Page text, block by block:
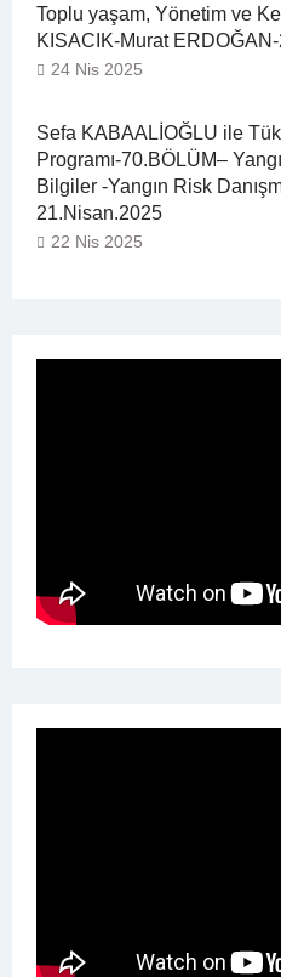
Toplu yaşam, Yönetim ve
KISACIK-Murat
24 Nis 2025
Sefa KABAALİOĞLU ile
Programı-70.BÖLÜM–
Bilgiler -Yangın Risk
21.Nisan.2025
22 Nis 2025